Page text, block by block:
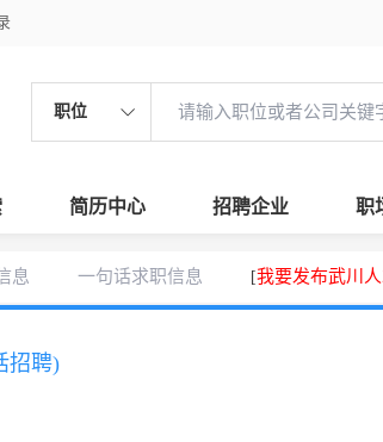
职位
简历中心 招聘企业 职
息 一句话求职信息 [我要发布武川
招聘)